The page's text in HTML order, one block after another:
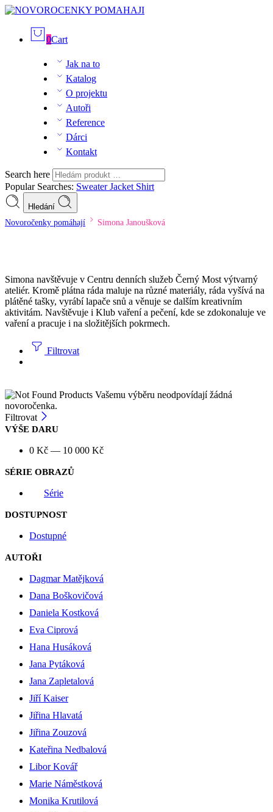
0Cart
Jak na to
Katalog
O projektu
Autoři
Reference
Dárci
Kontakt
Search here
Popular Searches: SweaterJacket Shirt
Hledání
Novoročenky pomáhají Simona Janoušková
Simona navštěvuje v Centru denních služeb Černý Most výtvarný
ateliér. Kromě plátna ráda maluje na různé materiály, ráda vyšívá na
plátěné tašky, vyrábí lapače snů a věnuje se dalším kreativním
aktivitám. Navštěvuje i Klub vaření a pečení, kde se zdokonaluje ve
vaření a pracuje i na složitějších pokrmech.
Filtrovat
Vašemu výběru neodpovídají žádná
novoročenka.
Filtrovat
VÝŠE DARU
0 Kč — 10 000 Kč
SÉRIE OBRAZŮ
Série
DOSTUPNOST
Dostupné
AUTOŘI
Dagmar Matějková
Dana Boškovičová
Daniela Kostková
Eva Ciprová
Hana Husáková
Jana Pytáková
Jana Zapletalová
Jiří Kaiser
Jiřina Hlavatá
Jiřina Zouzová
Kateřina Nedbalová
Libor Kovář
Marie Náměstková
Monika Krutilová